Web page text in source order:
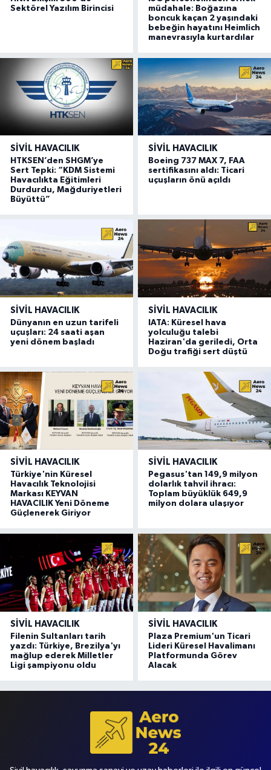
Sektörel Yazılım Birincisi
müdahale: Boğazına
boncuk kaçan 2 yaşındaki
bebeğin hayatını Heimlich
manevrasıyla kurtardılar
SIVIL HAVACILIK
HTKSEN’den SHGM’ye
Sert Tepki: “KDM Sistemi
Havacılıkta Eğitimleri
Durdurdu, Mağduriyetleri
Büyüttü”
SIVIL HAVACILIK
Boeing 737 MAX 7, FAA
sertifikasını aldı: Ticari
uçuşların önü açıldı
SIVIL HAVACILIK
Dünyanın en uzun tarifeli
uçuşları: 24 saati aşan
yeni dönem başladı
SIVIL HAVACILIK
IATA: Küresel hava
yolculuğu talebi
Haziran'da geriledi, Orta
Doğu trafiği sert düştü
SIVIL HAVACILIK
Türkiye'nin Küresel
Havacılık Teknolojisi
Markası KEYVAN
HAVACILIK Yeni Döneme
Güçlenerek Giriyor
SIVIL HAVACILIK
Pegasus'tan 149,9 milyon
dolarlık tahvil ihracı:
Toplam büyüklük 649,9
milyon dolara ulaşıyor
SIVIL HAVACILIK
Filenin Sultanları tarih
yazdı: Türkiye, Brezilya'yı
mağlup ederek Milletler
Ligi şampiyonu oldu
SIVIL HAVACILIK
Plaza Premium'un Ticari
Lideri Küresel Havalimanı
Platformunda Görev
Alacak